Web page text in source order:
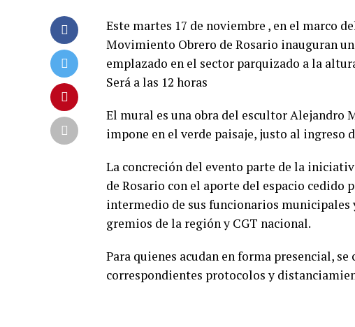
Este martes 17 de noviembre , en el marco
Movimiento Obrero de Rosario inauguran
emplazado en el sector parquizado a la
Será a las 12 horas
El mural es una obra del escultor Alejandro
impone en el verde paisaje, justo al ingreso
La concreción del evento parte de la
de Rosario con el aporte del espacio
intermedio de sus funcionarios
gremios de la región y CGT nacional.
Para quienes acudan en forma presencial,
correspondientes protocolos y